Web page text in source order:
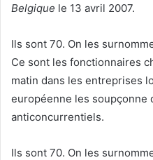
Belgique le 13 avril 2007.
Ils sont 70. On les
Ce sont les fonctionnaires
matin dans les entreprises
européenne les soupçonne
anticoncurrentiels.
Ils sont 70. On les